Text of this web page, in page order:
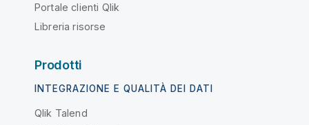
Portale clienti Qlik
Libreria risorse
Prodotti
INTEGRAZIONE E QUALITÀ DEI DATI
Qlik Talend